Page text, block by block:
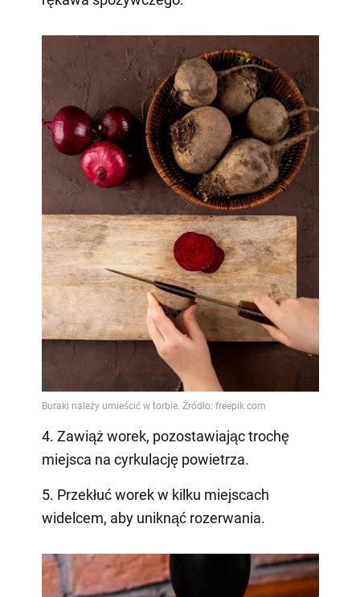
4. Zawiąż worek, pozostawiając trochę
miejsca na cyrkulację powietrza.
5. Przekłuć worek w kilku miejscach
widelcem, aby uniknąć rozerwania.